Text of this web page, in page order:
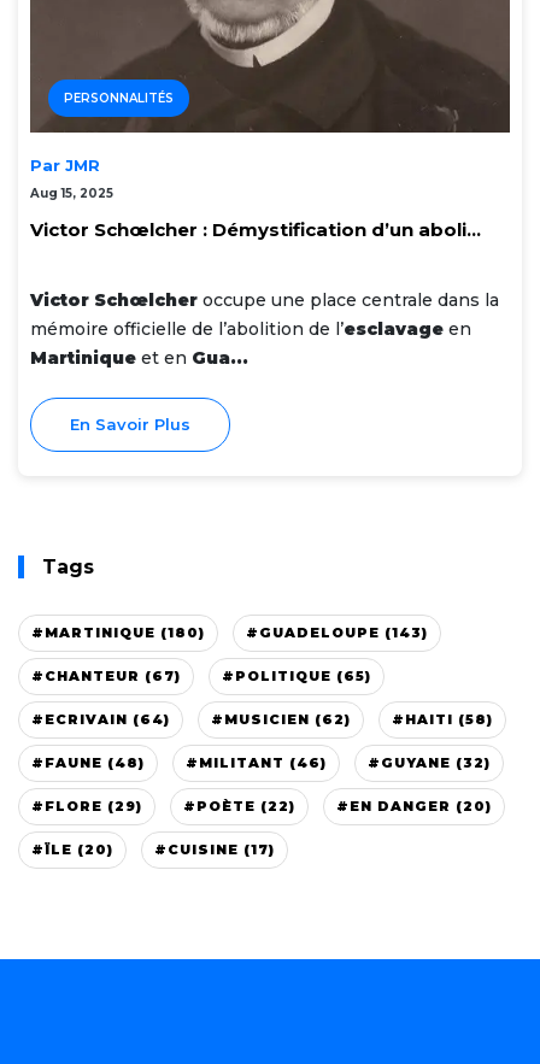
PERSONNALITÉS
Par JMR
Aug 15, 2025
Victor Schœlcher : Démystification d’un aboli...
Victor Schœlcher occupe une place centrale dans la
mémoire officielle de l’abolition de l’esclavage en
Martinique et en Gua...
En Savoir Plus
Tags
#MARTINIQUE (180) #GUADELOUPE (143)
#CHANTEUR (67) #POLITIQUE (65)
#ECRIVAIN (64) #MUSICIEN (62) #HAITI (58)
#FAUNE (48) #MILITANT (46) #GUYANE (32)
#FLORE (29) #POÈTE (22) #EN DANGER (20)
#ÏLE (20) #CUISINE (17)